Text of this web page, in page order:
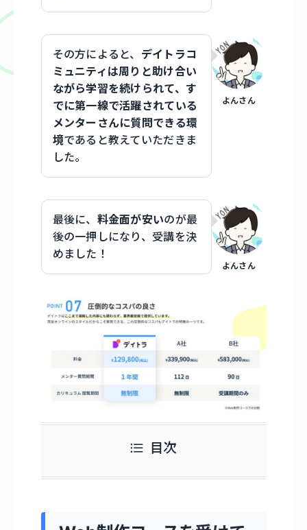
よんさん
その方によると、 デイトラコ
ミュニティは周りと助け合い
ながら学習を続けられて、す
でに第一線で活躍されている
メンターさんに質問できる環
境であると教えていただきま
した。
よんさん
最後に、 料金面が安いのが最
後の一押しになり、受講を決
めました！
目次